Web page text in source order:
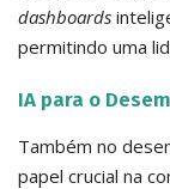
dashboards
permitindo uma
IA para o
Também no
papel crucial na